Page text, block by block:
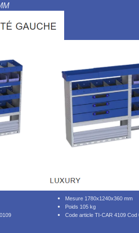
Mesure 1780x1240x360 mm
Poids 105 kg
Code article TI-CAR 4109 Cod